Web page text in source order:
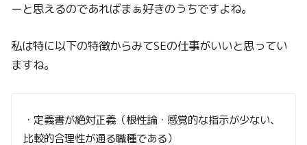
ーと思えるのであればまぁ好きのうちですよね。
私は特に以下の特徴からみてSEの仕事がいいと思ってい
ますね。
・定義書が絶対正義（根性論・感覚的な指示が少ない、
比較的合理性が通る職種である）